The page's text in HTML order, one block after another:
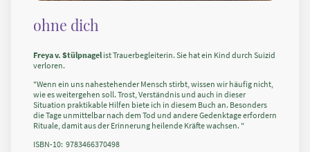
ohne dich
Freya v. Stülpnagel ist Trauerbegleiterin. Sie hat ein Kind durch Suizid
verloren.
"Wenn ein uns nahestehender Mensch stirbt, wissen wir häufig nicht,
wie es weitergehen soll. Trost, Verständnis und auch in dieser
Situation praktikable Hilfen biete ich in diesem Buch an. Besonders
die Tage unmittelbar nach dem Tod und andere Gedenktage erfordern
Rituale, damit aus der Erinnerung heilende Kräfte wachsen. "
ISBN-10: ‎ 9783466370498